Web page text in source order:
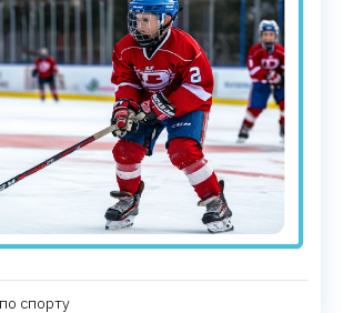
спорту